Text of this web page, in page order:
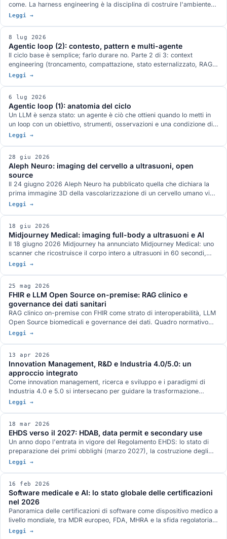
come. La harness engineering è la disciplina di costruire l'ambiente
attorno al modello (istruzioni, stato, verifica, ambito, ciclo di vita)
Anthropic (9 dollari contro 200) e il corso open source sul tema.
Leggi →
8 lug 2026
Agentic loop (2): contesto, pattern e multi-agente
Il ciclo base è semplice; farlo durare no. Parte 2 di 3: context
engineering (troncamento, compattazione, stato esternalizzato, RAG,
offload a sub-agenti), i pattern oltre il reattivo (ReAct, Plan-and-
Leggi →
6 lug 2026
Agentic loop (1): anatomia del ciclo
Un LLM è senza stato: un agente è ciò che ottieni quando lo metti in
un loop con un obiettivo, strumenti, osservazioni e una condizione di
stop. Parte 1 di 3: il ciclo minimo (con pseudocodice e diagramma), i
Leggi →
28 giu 2026
Aleph Neuro: imaging del cervello a ultrasuoni, open
source
Il 24 giugno 2026 Aleph Neuro ha pubblicato quella che dichiara la
prima immagine 3D della vascolarizzazione di un cervello umano vivo
ottenuta a ultrasuoni attraverso il cranio, con la microscopia a
pensiamo.
Leggi →
18 giu 2026
Midjourney Medical: imaging full-body a ultrasuoni e AI
Il 18 giugno 2026 Midjourney ha annunciato Midjourney Medical: uno
scanner che ricostruisce il corpo intero a ultrasuoni in 60 secondi,
con AI per ricostruzione e segmentazione, e una rete di 'spa' per
da grandi gruppi e da piccole startup, saranno sempre più frequenti.
Leggi →
25 mag 2026
FHIR e LLM Open Source on-premise: RAG clinico e
governance dei dati sanitari
RAG clinico on-premise con FHIR come strato di interoperabilità, LLM
Open Source biomedicali e governance dei dati. Quadro normativo
EHDS verso il 2027 e AI Act per i dispositivi medici, con aggancio ad
Leggi →
13 apr 2026
Innovation Management, R&D e Industria 4.0/5.0: un
approccio integrato
Come innovation management, ricerca e sviluppo e i paradigmi di
Industria 4.0 e 5.0 si intersecano per guidare la trasformazione
tecnologica delle organizzazioni.
Leggi →
18 mar 2026
EHDS verso il 2027: HDAB, data permit e secondary use
Un anno dopo l'entrata in vigore del Regolamento EHDS: lo stato di
preparazione dei primi obblighi (marzo 2027), la costruzione degli
Health Data Access Body nazionali, il lavoro sulle procedure di data
Leggi →
16 feb 2026
Software medicale e AI: lo stato globale delle certificazioni
nel 2026
Panoramica delle certificazioni di software come dispositivo medico a
livello mondiale, tra MDR europeo, FDA, MHRA e la sfida regolatoria
posta dall'adozione crescente dell'intelligenza artificiale.
Leggi →